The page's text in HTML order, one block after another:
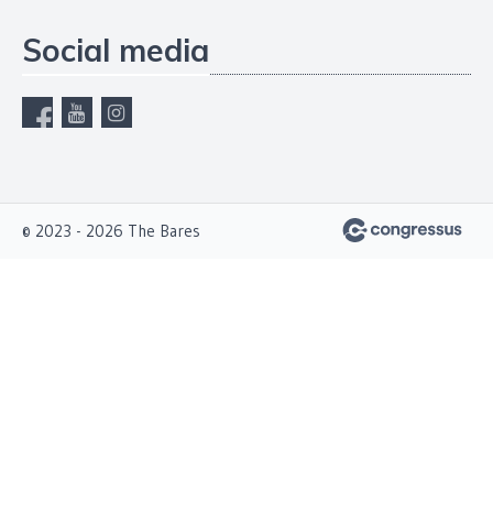
Social media
© 2023 - 2026 The Bares